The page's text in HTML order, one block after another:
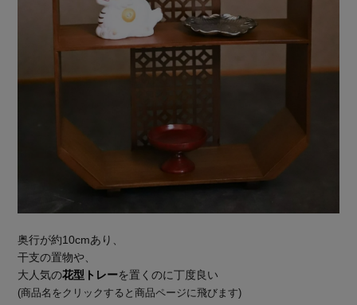
奥行が約10cmあり、
干支の置物や、
大人気の花型トレーを置くのに丁度良い
(商品名をクリックすると商品ページに飛びます)